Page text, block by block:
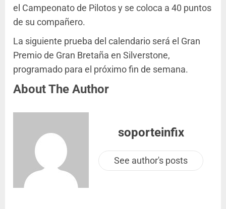
el Campeonato de Pilotos y se coloca a 40 puntos
de su compañero.
La siguiente prueba del calendario será el Gran
Premio de Gran Bretaña en Silverstone,
programado para el próximo fin de semana.
About The Author
soporteinfix
See author's posts